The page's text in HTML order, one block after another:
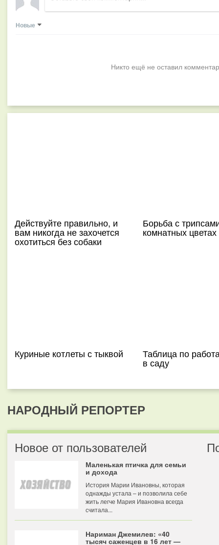
Новые
Никто ещё не оставил
Действуйте правильно, и
вам никогда не захочется
охотиться без собаки
Борьба с
комнатных цветах
Куриные котлеты с тыквой Таблица по
в саду
НАРОДНЫЙ РЕПОРТЕР
Новое от пользователей
Маленькая птичка для семьи
и дохода
История Марии Ивановны, которая
однажды устала – и позволила себе
жить легче Мария Ивановна всегда
считала...
Нариман Джемилев: «40
тысяч саженцев в 16 лет —